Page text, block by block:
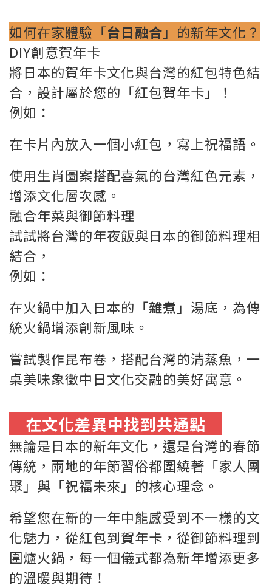
如何在家體驗「台日融合 」的新年文化？
DIY創意賀年卡
將日本的賀年卡文化與台灣的紅包特色結
合，設計屬於您的「紅包賀年卡」！
例如：
在卡片內放入一個小紅包，寫上祝福語。
使用生肖圖案搭配喜氣的台灣紅色元素，
增添文化層次感。
融合年菜與御節料理
試試將台灣的年夜飯與日本的御節料理相
結合，
例如：
在火鍋中加入日本的「雜煮 」湯底，為傳
統火鍋增添創新風味。
嘗試製作昆布卷，搭配台灣的清蒸魚，一
桌美味象徵中日文化交融的美好寓意。
在文化差異中找到共通點
無論是日本的新年文化，還是台灣的春節
傳統，兩地的年節習俗都圍繞著「家人團
聚」與「祝福未來」的核心理念。
希望您在新的一年中能感受到不一樣的文
化魅力，從紅包到賀年卡，從御節料理到
圍爐火鍋，每一個儀式都為新年增添更多
的溫暖與期待！